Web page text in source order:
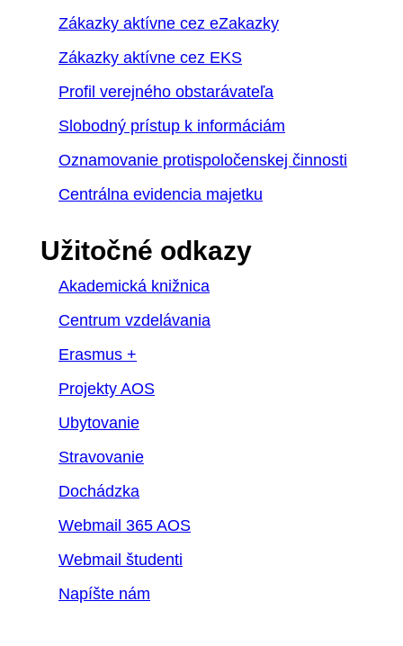
Zákazky aktívne cez eZakazky
Zákazky aktívne cez EKS
Profil verejného obstarávateľa
Slobodný prístup k informáciám
Oznamovanie protispoločenskej činnosti
Centrálna evidencia majetku
Užitočné odkazy
Akademická knižnica
Centrum vzdelávania
Erasmus +
Projekty AOS
Ubytovanie
Stravovanie
Dochádzka
Webmail 365 AOS
Webmail študenti
Napíšte nám